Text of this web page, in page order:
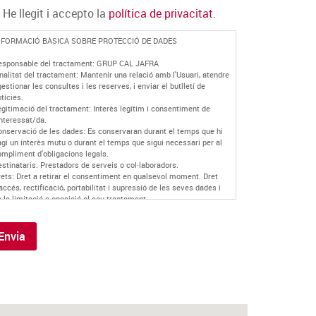
He llegit i accepto la política de privacitat.
BÀSICA SOBRE PROTECCIÓ DE DADES
del tractament: GRUP CAL JAFRA
del tractament: Mantenir una relació amb l'Usuari, atendre
les consultes i les reserves, i enviar el butlletí de
del tractament: Interès legítim i consentiment de
da.
de les dades: Es conservaran durant el temps que hi
un interès mutu o durant el temps que sigui necessari per al
d'obligacions legals.
Prestadors de serveis o col·laboradors.
Dret a retirar el consentiment en qualsevol moment. Dret
rectificació, portabilitat i supressió de les seves dades i
la limitació o oposició al seu tractament.
addicional: Podeu trobar més informació a la nostra
de Privacitat